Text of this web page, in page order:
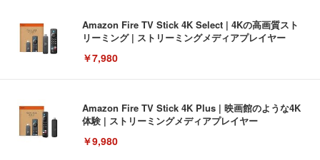
Amazon Fire TV Stick 4K Select | 4Kの高画質スト
リーミング | ストリーミングメディアプレイヤー
￥7,980
Amazon Fire TV Stick 4K Plus | 映画館のような4K
体験 | ストリーミングメディアプレイヤー
￥9,980